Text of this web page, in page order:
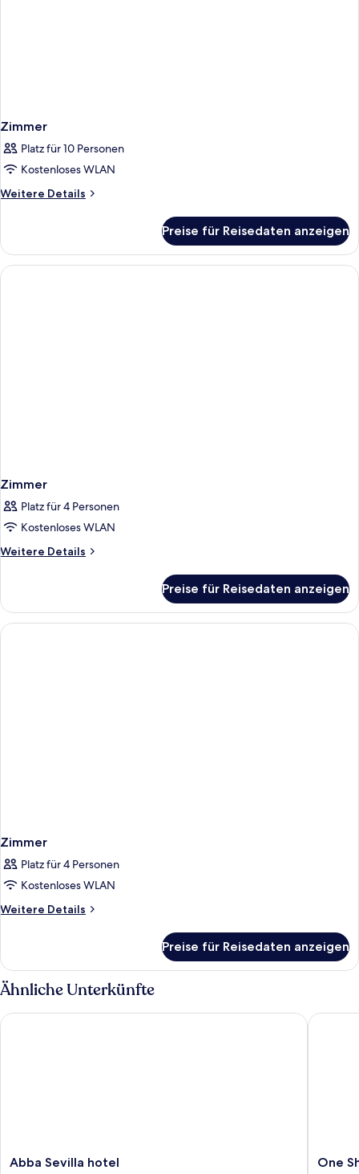
Zimmer
Platz für 10 Personen
Kostenloses WLAN
Weitere Details
Weitere
Preise für Reisedaten anzeigen
Zimmer
Platz für 4 Personen
Kostenloses WLAN
Weitere Details
Weitere
Preise für Reisedaten anzeigen
Zimmer
Platz für 4 Personen
Kostenloses WLAN
Weitere Details
Weitere
Preise für Reisedaten anzeigen
Ähnliche Unterkünfte
Abba
Abba Sevilla hotel
Abba Sevilla hotel
One
One
One